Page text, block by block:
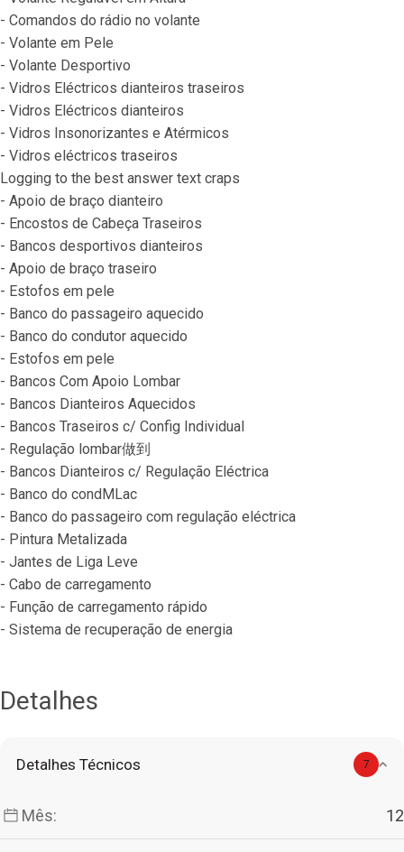
- Comandos do rádio no volante
- Volante em Pele
- Volante Desportivo
- Vidros Eléctricos dianteiros traseiros
- Vidros Eléctricos dianteiros
- Vidros Insonorizantes e Atérmicos
- Vidros eléctricos traseiros
Logging to the best answer text craps
- Apoio de braço dianteiro
- Encostos de Cabeça Traseiros
- Bancos desportivos dianteiros
- Apoio de braço traseiro
- Estofos em pele
- Banco do passageiro aquecido
- Banco do condutor aquecido
- Estofos em pele
- Bancos Com Apoio Lombar
- Bancos Dianteiros Aquecidos
- Bancos Traseiros c/ Config Individual
- Regulação lombar做到
- Bancos Dianteiros c/ Regulação Eléctrica
- Banco do condMLac
- Banco do passageiro com regulação eléctrica
- Pintura Metalizada
- Jantes de Liga Leve
- Cabo de carregamento
- Função de carregamento rápido
- Sistema de recuperação de energia
Detalhes
Detalhes Técnicos 7
Mês: 12